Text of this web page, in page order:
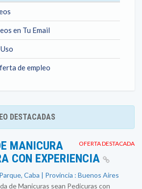
en Tu Email
de empleo
DESTACADAS
OFERTA DESTACADA
MANICURA
CON EXPERIENCIA
Caba | Provincia : Buenos Aires
de Manicuras sean Pedicuras con